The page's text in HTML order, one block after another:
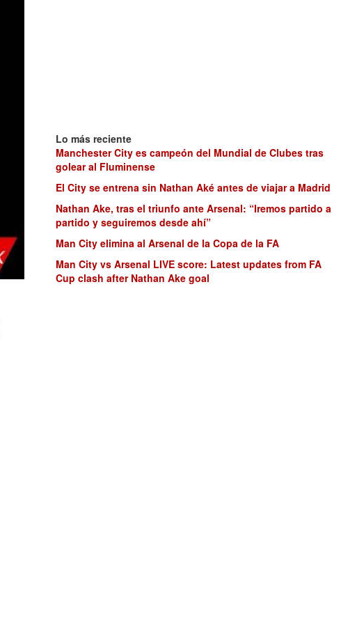
Lo más reciente
Manchester City es campeón del Mundial de Clubes tras
golear al Fluminense
El City se entrena sin Nathan Aké antes de viajar a Madrid
Nathan Ake, tras el triunfo ante Arsenal: “Iremos partido a
partido y seguiremos desde ahí”
Man City elimina al Arsenal de la Copa de la FA
Man City vs Arsenal LIVE score: Latest updates from FA
Cup clash after Nathan Ake goal